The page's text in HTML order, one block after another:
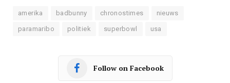
amerika badbunny chronostimes nieuws
paramaribo politiek superbowl usa
Follow on Facebook